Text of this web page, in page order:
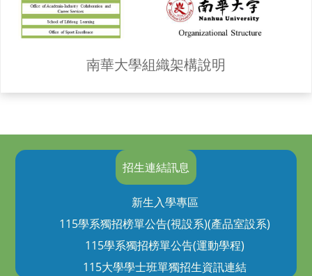
南華大學組織架構說明
招生連結訊息
新生入學專區
115學系獨招榜單公告(視設系)(產品室設系)
115學系獨招榜單公告(運動學程)
115大學學士班單獨招生資訊連結